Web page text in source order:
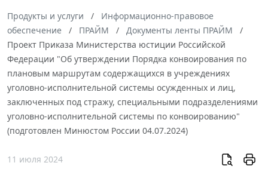
Продукты и услуги
Информационно-правовое
обеспечение
ПРАЙМ
Документы ленты ПРАЙМ
Проект Приказа Министерства юстиции Российской
Федерации "Об утверждении Порядка конвоирования по
плановым маршрутам содержащихся в учреждениях
уголовно-исполнительной системы осужденных и лиц,
заключенных под стражу, специальными подразделениями
уголовно-исполнительной системы по конвоированию"
(подготовлен Минюстом России 04.07.2024)
11 июля 2024